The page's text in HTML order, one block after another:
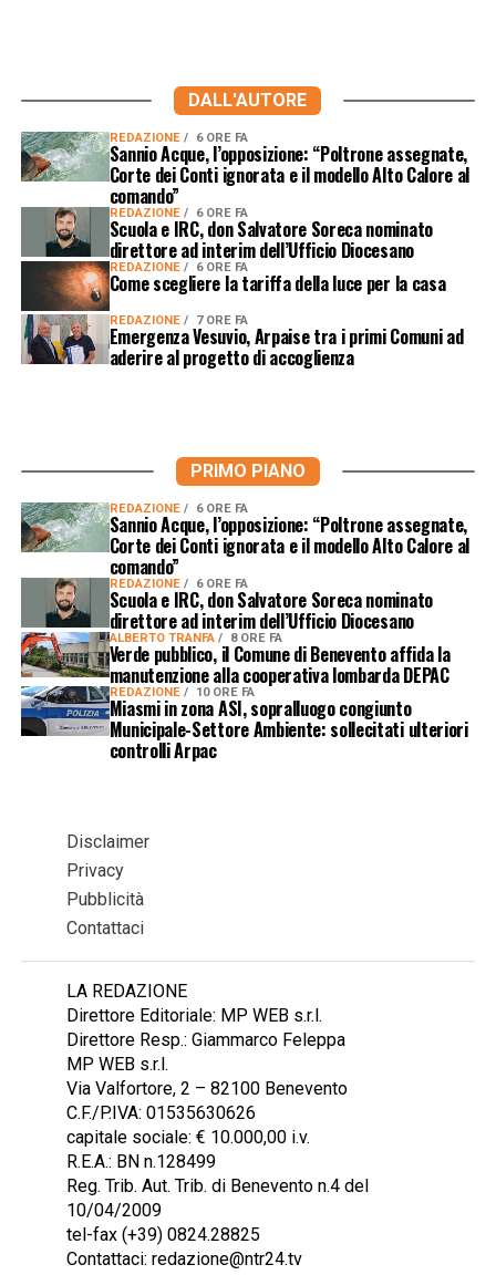
DALL'AUTORE
REDAZIONE 6 ORE FA
Sannio Acque, l’opposizione: “Poltrone assegnate,
Corte dei Conti ignorata e il modello Alto Calore al
comando”
REDAZIONE 6 ORE FA
Scuola e IRC, don Salvatore Soreca nominato
direttore ad interim dell’Ufficio Diocesano
REDAZIONE 6 ORE FA
Come scegliere la tariffa della luce per la casa
REDAZIONE 7 ORE FA
Emergenza Vesuvio, Arpaise tra i primi Comuni ad
aderire al progetto di accoglienza
PRIMO PIANO
REDAZIONE 6 ORE FA
Sannio Acque, l’opposizione: “Poltrone assegnate,
Corte dei Conti ignorata e il modello Alto Calore al
comando”
REDAZIONE 6 ORE FA
Scuola e IRC, don Salvatore Soreca nominato
direttore ad interim dell’Ufficio Diocesano
ALBERTO TRANFA 8 ORE FA
Verde pubblico, il Comune di Benevento affida la
manutenzione alla cooperativa lombarda DEPAC
REDAZIONE 10 ORE FA
Miasmi in zona ASI, sopralluogo congiunto
Municipale-Settore Ambiente: sollecitati ulteriori
controlli Arpac
Disclaimer
Privacy
Pubblicità
Contattaci
LA REDAZIONE
Direttore Editoriale: MP WEB s.r.l.
Direttore Resp.: Giammarco Feleppa
MP WEB s.r.l.
Via Valfortore, 2 – 82100 Benevento
C.F./P.IVA: 01535630626
capitale sociale: € 10.000,00 i.v.
R.E.A.: BN n.128499
Reg. Trib. Aut. Trib. di Benevento n.4 del
10/04/2009
tel-fax (+39) 0824.28825
Contattaci: redazione@ntr24.tv